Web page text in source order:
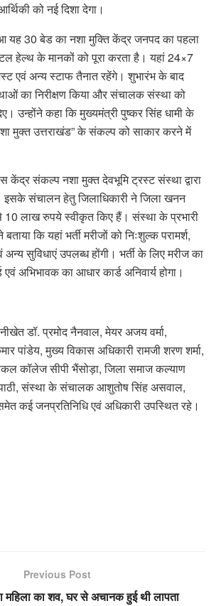
को नई दिशा देगा।
30 बेड का नशा मुक्ति केंद्र जनपद का पहला
हेल्थ के मानकों को पूरा करता है। यहां 24×7
एवं अन्य स्टाफ तैनात रहेंगे। शुभारंभ के बाद
का निरीक्षण किया और संचालक संस्था को
उन्होंने कहा कि मुख्यमंत्री पुष्कर सिंह धामी के
मुक्त उत्तराखंड” के संकल्प को साकार करने में
केंद्र संकल्प नशा मुक्त देवभूमि ट्रस्ट संस्था द्वारा
इसके संचालन हेतु जिलाधिकारी ने जिला खनन
10 लाख रुपये स्वीकृत किए हैं। संस्था के प्रभारी
कि यहां भर्ती मरीजों को निःशुल्क परामर्श,
सुविधाएं उपलब्ध होंगी। भर्ती के लिए मरीज का
अभिभावक का आधार कार्ड अनिवार्य होगा।
डॉ. प्रमोद नैनवाल, मेयर अजय वर्मा,
पांडेय, मुख्य विकास अधिकारी रामजी शरण शर्मा,
कॉलेज सीपी भैंसोड़ा, जिला समाज कल्याण
संस्था के संचालक आशुतोष सिंह असवाल,
कई जनप्रतिनिधि एवं अधिकारी उपस्थित रहे।
Previous Post
महिला का शव, घर से अचानक हुई थी लापता